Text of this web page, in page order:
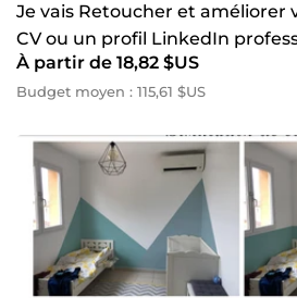
Je vais Retoucher et améliorer
CV ou un profil LinkedIn
À partir de 18,82 $US
Budget moyen : 115,61 $US